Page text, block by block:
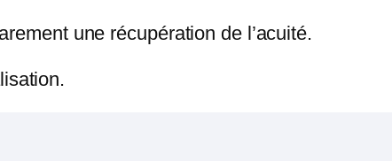
une récupération de l’acuité.